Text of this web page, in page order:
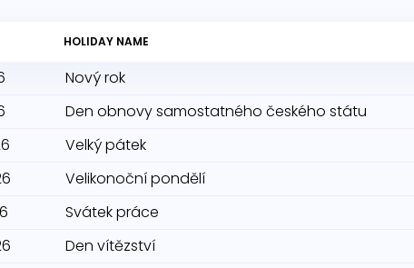
HOLIDAY NAME
Nový rok
Den obnovy samostatného českého státu
Velký pátek
Velikonoční pondělí
Svátek práce
Den vítězství